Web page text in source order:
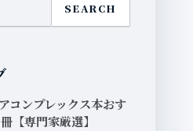
SEARCH
コンプレックス本おす
【専門家厳選】